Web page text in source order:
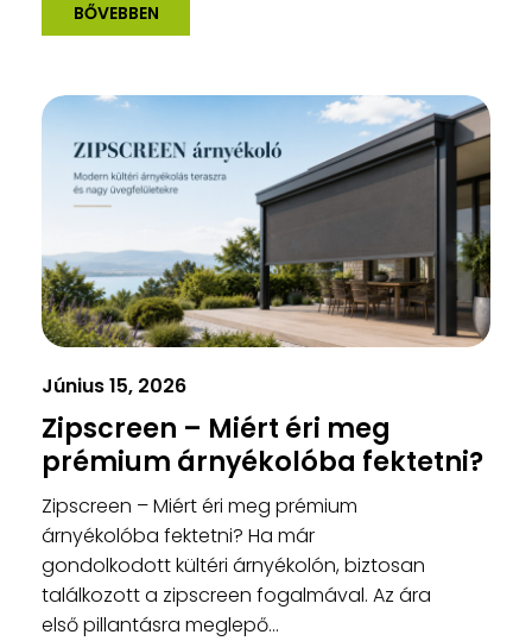
BŐVEBBEN
Június 15, 2026
Zipscreen – Miért éri meg
prémium árnyékolóba fektetni?
Zipscreen – Miért éri meg prémium
árnyékolóba fektetni? Ha már
gondolkodott kültéri árnyékolón, biztosan
találkozott a zipscreen fogalmával. Az ára
első pillantásra meglepő...